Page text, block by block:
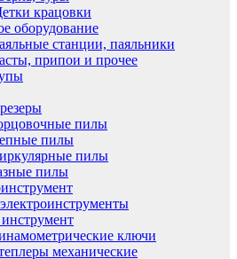
крацовки
оборудование
станции, паяльники
припои и прочее
пилы
пилы
пилы
пилы
ключи
механические